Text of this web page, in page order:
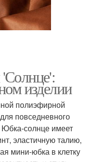
изделии
полиэфирной
повседневного
солнце имеет
эластичную талию,
мини-юбка в клетку